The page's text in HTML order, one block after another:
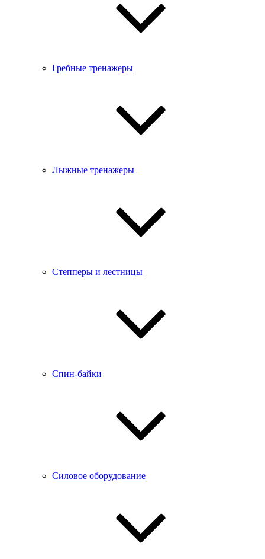
Гребные тренажеры
Лыжные тренажеры
Степперы и лестницы
Спин-байки
Силовое оборудование